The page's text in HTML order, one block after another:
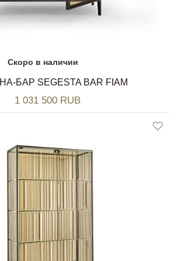
Скоро в наличии
БАР SEGESTA BAR FIAM
1 031 500 RUB